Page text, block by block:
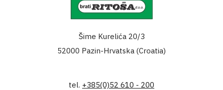
Šime Kurelića 20/3
52000 Pazin-Hrvatska (Croatia)
tel. +385(0)52 610 - 200